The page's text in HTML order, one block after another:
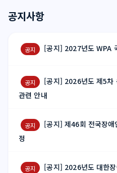
공지사항
공지 [공지] 2027년도 WPA
공지
[공지] 2026년도 제5차
관련 안내
공지
[공지] 제46회 전국장애
정
공지
[공지] 2026년도 대한